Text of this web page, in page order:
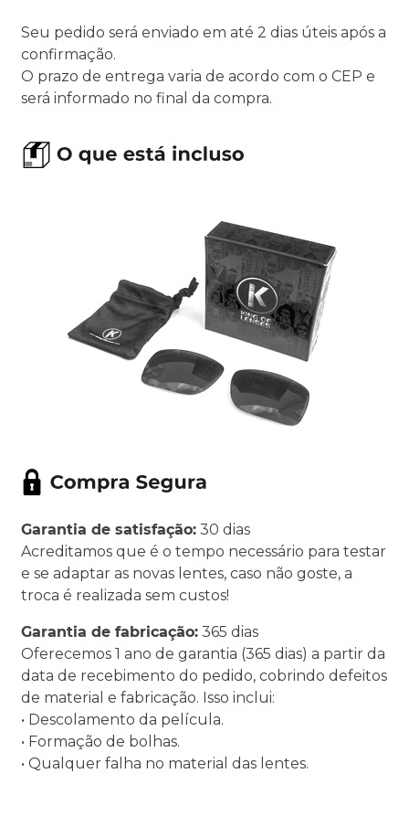
Seu pedido será enviado em até 2 dias úteis após a
confirmação.
O prazo de entrega varia de acordo com o CEP e
será informado no final da compra.
Garantia de satisfação: 30 dias
Acreditamos que é o tempo necessário para testar
e se adaptar as novas lentes, caso não goste, a
troca é realizada sem custos!
Garantia de fabricação: 365 dias
Oferecemos 1 ano de garantia (365 dias) a partir da
data de recebimento do pedido, cobrindo defeitos
de material e fabricação. Isso inclui:
• Descolamento da película.
• Formação de bolhas.
• Qualquer falha no material das lentes.